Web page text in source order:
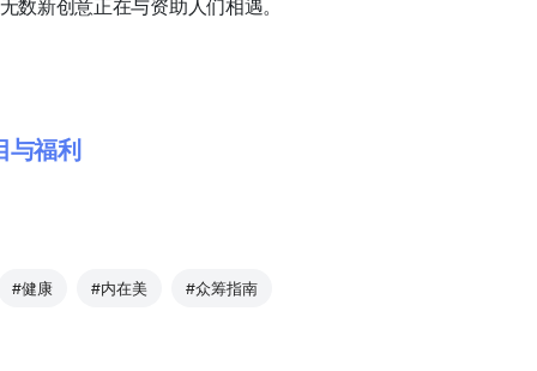
数新创意正在与资助人们相遇。
福利
#健康 #内在美 #众筹指南